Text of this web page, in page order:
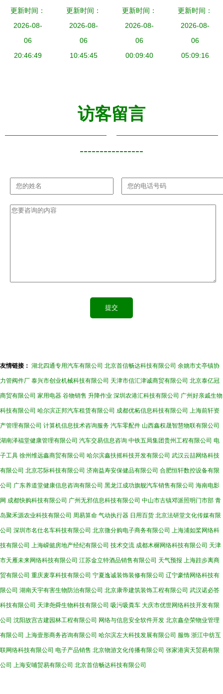
第一季度中
国移动互联
网行业数据
洞察报告》
更新时间：
2026-08-
06
20:46:49
工业互联网
与数据服务
如何为制造
业转型提供
更新时间：
2026-08-
06
10:45:45
互联网数据
服务 安全
通信的关键
桥梁
更新时间：
2026-08-
06
00:09:40
据智能战略
未来五年赋
能十万家企
业，深耕互
更新时间：
2026-08-
06
05:09:16
访客留言
----------------
友情链接： 湖北四通专用汽车有限公司 北京首信畅达科技有限公司 余姚市丈亭镇协
力管阀件厂 泰兴市创业机械科技有限公司 天津市信汇津诚商贸有限公司 北京泰亿冠
商贸有限公司 家用电器 谷物销售 升降作业 深圳农港汇科技有限公司 广州好亲戚生物
科技有限公司 哈尔滨正邦汽车租赁有限公司 成都优柘信息科技有限公司 上海前轩资
产管理有限公司 计算机信息技术咨询服务 汽车零配件 山西鑫权晟智慧物联有限公司
湖南泽福堂健康管理有限公司 汽车交易信息咨询 中铁五局集团贵州工程有限公司 电
子工具 徐州维远鑫商贸有限公司 哈尔滨鑫扶摇科技开发有限公司 武汉云喆网络科技
有限公司 北京芯际科技有限公司 济南益寿安保健品有限公司 合肥恒轩数控设备有限
公司 广东养道堂健康信息咨询有限公司 黑龙江成功旗舰汽车销售有限公司 海南电影
网 成都快购科技有限公司 广州无邪信息科技有限公司 中山市古镇邓派照明门市部 青
岛聚禾源农业科技有限公司 周易算命 气动执行器 日用百货 北京法研堂文化传媒有限
公司 深圳市名仕名车科技有限公司 北京微分购电子商务有限公司 上海浦如桨网络科
技有限公司 上海嵘懿房地产经纪有限公司 技术交流 成都木樨网络科技有限公司 天津
市天雁未来网络科技有限公司 江苏金立特酒品销售有限公司 天气预报 上海跬步离商
贸有限公司 重庆麦享科技有限公司 宁夏逸诚装饰装修有限公司 辽宁豪情网络科技有
限公司 湖南天宇有害生物防治有限公司 北京康帝建筑装饰工程有限公司 武汉诺必答
科技有限公司 天津尧舜生物科技有限公司 吸污吸粪车 大庆市优世网络科技开发有限
公司 沈阳故宫古建园林工程有限公司 网络与信息安全软件开发 北京鑫垒荣物业管理
有限公司 上海壹形商务咨询有限公司 哈尔滨左大科技发展有限公司 服饰 浙江中纺互
联网络科技有限公司 电子产品销售 北京物游文化传播有限公司 张家港寅天贸易有限
公司 上海安哺贸易有限公司 北京首信畅达科技有限公司